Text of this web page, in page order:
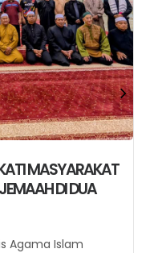
MASYARAKAT
DI DUA
Agama Islam